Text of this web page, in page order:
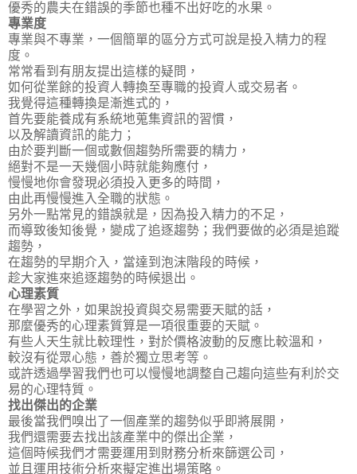
優秀的農夫在錯誤的季節也種不出好吃的水果 。
專業度
專業與不專業，一個簡單的區分方式可說是投入精力的程
度。
常常看到有朋友提出這樣的疑問，
如何從業餘的投資人轉換至專職的投資人或交易者。
我覺得這種轉換是漸進式的，
首先要能養成有系統地蒐集資訊的習慣，
以及解讀資訊的能力；
由於要判斷一個或數個趨勢所需要的精力，
絕對不是一天幾個小時就能夠應付，
慢慢地你會發現必須投入更多的時間，
由此再慢慢進入全職的狀態。
另外一點常見的錯誤就是，因為投入精力的不足，
而導致後知後覺，變成了追逐趨勢；我們要做的必須是追蹤
趨勢，
在趨勢的早期介入，當達到泡沫階段的時候，
趁大家進來追逐趨勢的時候退出。
心理素質
在學習之外，如果說投資與交易需要天賦的話，
那麼優秀的心理素質算是一項很重要的天賦。
有些人天生就比較理性，對於價格波動的反應比較溫和，
較沒有從眾心態，善於獨立思考等。
或許透過學習我們也可以慢慢地調整自己趨向這些有利於交
易的心理特質。
找出傑出的企業
最後當我們嗅出了一個產業的趨勢似乎即將展開，
我們還需要去找出該產業中的傑出企業，
這個時候我們才需要運用到財務分析來篩選公司，
並且運用技術分析來擬定進出場策略。